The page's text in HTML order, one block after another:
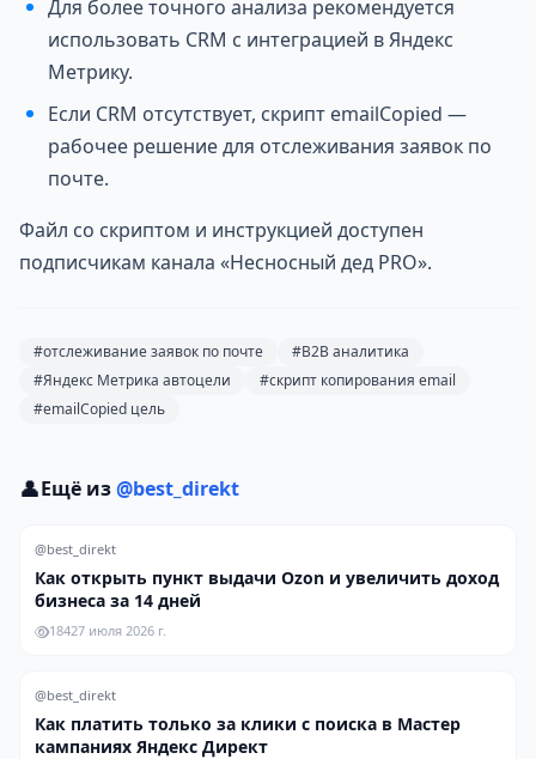
Для более точного анализа рекомендуется
использовать CRM с интеграцией в Яндекс
Метрику.
Если CRM отсутствует, скрипт emailCopied —
рабочее решение для отслеживания заявок по
почте.
Файл со скриптом и инструкцией доступен
подписчикам канала «Несносный дед PRO».
#отслеживание заявок по почте
#B2B аналитика
#Яндекс Метрика автоцели
#скрипт копирования email
#emailCopied цель
👤Ещё из@best_direkt
@best_direkt
Как открыть пункт выдачи Ozon и увеличить доход
бизнеса за 14 дней
18427 июля 2026 г.
@best_direkt
Как платить только за клики с поиска в Мастер
кампаниях Яндекс Директ